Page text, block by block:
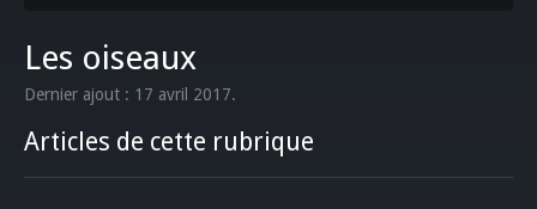
Les oiseaux
Dernier ajout : 17 avril 2017.
Articles de cette rubrique